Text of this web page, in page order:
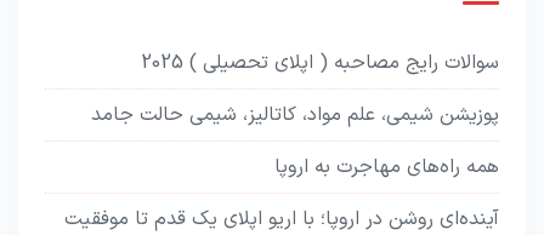
سوالات رایج مصاحبه ( اپلای تحصیلی ) 2025
پوزیشن شیمی، علم مواد، کاتالیز، شیمی حالت جامد
همه راه‌های مهاجرت به اروپا
آینده‌ای روشن در اروپا؛ با اریو اپلای یک قدم تا موفقیت